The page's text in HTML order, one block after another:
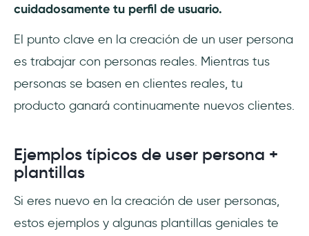
cuidadosamente tu perfil de usuario.
El punto clave en la creación de un user persona
es trabajar con personas reales. Mientras tus
personas se basen en clientes reales, tu
producto ganará continuamente nuevos clientes.
Ejemplos típicos de user persona +
plantillas
Si eres nuevo en la creación de user personas,
estos ejemplos y algunas plantillas geniales te